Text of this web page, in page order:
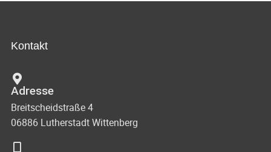
Kontakt
Adresse
Breitscheidstraße 4
06886 Lutherstadt Wittenberg